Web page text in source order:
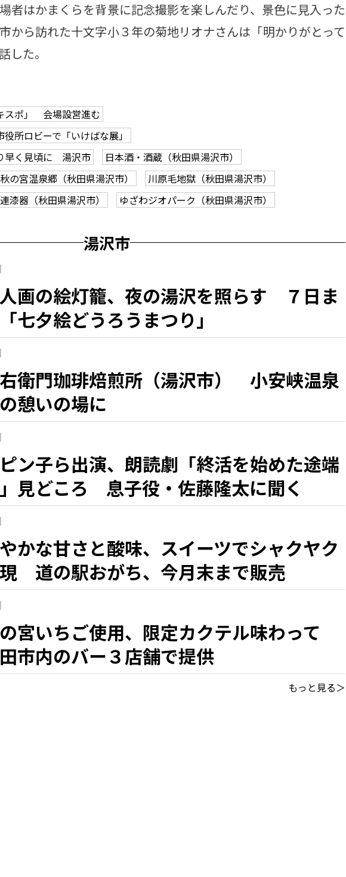
者はかまくらを背景に記念撮影を楽しんだり、景色に見入った
から訪れた十文字小３年の菊地リオナさんは「明かりがとって
した。
スポ」 会場設営進む
所ロビーで「いけばな展」
早く見頃に 湯沢市
日本酒・酒蔵（秋田県湯沢市）
秋の宮温泉郷（秋田県湯沢市）
川原毛地獄（秋田県湯沢市）
漆器（秋田県湯沢市） ゆざわジオパーク（秋田県湯沢市）
湯沢市
画の絵灯籠、夜の湯沢を照らす ７日ま
七夕絵どうろうまつり」
衛門珈琲焙煎所（湯沢市） 小安峡温泉
憩いの場に
ン子ら出演、朗読劇「終活を始めた途端
見どころ 息子役・佐藤隆太に聞く
かな甘さと酸味、スイーツでシャクヤク
道の駅おがち、今月末まで販売
宮いちご使用、限定カクテル味わって
市内のバー３店舗で提供
もっと見る＞